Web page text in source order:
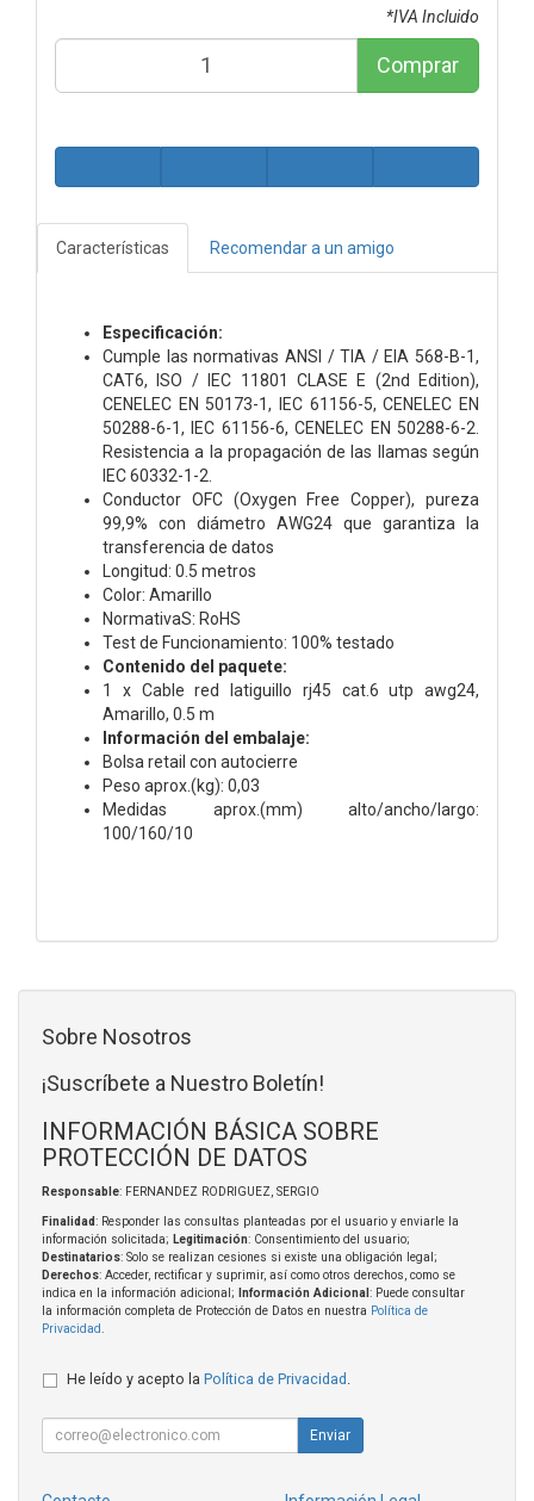
*IVA Incluido
Comprar
Características Recomendar a un amigo
Especificación:
Cumple las normativas ANSI / TIA / EIA 568-B-1,
CAT6, ISO / IEC 11801 CLASE E (2nd Edition),
CENELEC EN 50173-1, IEC 61156-5, CENELEC EN
50288-6-1, IEC 61156-6, CENELEC EN 50288-6-2.
Resistencia a la propagación de las llamas según
IEC 60332-1-2.
Conductor OFC (Oxygen Free Copper), pureza
99,9% con diámetro AWG24 que garantiza la
transferencia de datos
Longitud: 0.5 metros
Color: Amarillo
NormativaS: RoHS
Test de Funcionamiento: 100% testado
Contenido del paquete:
1 x Cable red latiguillo rj45 cat.6 utp awg24,
Amarillo, 0.5 m
Información del embalaje:
Bolsa retail con autocierre
Peso aprox.(kg): 0,03
Medidas aprox.(mm) alto/ancho/largo:
100/160/10
Sobre Nosotros
¡Suscríbete a Nuestro Boletín!
INFORMACIÓN BÁSICA SOBRE
PROTECCIÓN DE DATOS
Responsable: FERNANDEZ RODRIGUEZ, SERGIO
Finalidad: Responder las consultas planteadas por el usuario y enviarle la
información solicitada; Legitimación: Consentimiento del usuario;
Destinatarios: Solo se realizan cesiones si existe una obligación legal;
Derechos: Acceder, rectificar y suprimir, así como otros derechos, como se
indica en la información adicional;
Información Adicional : Puede consultar
la información completa de Protección de Datos en nuestra Política de
Privacidad
He leído y acepto la Política de Privacidad
Enviar